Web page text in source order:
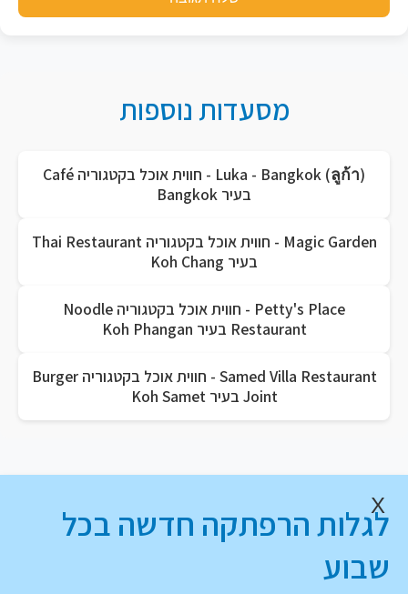
מסעדות נוספות
Luka - Bangkok (ลูก้า) - חווית אוכל בקטגוריה Café
בעיר Bangkok
Magic Garden - חווית אוכל בקטגוריה Thai Restaurant
בעיר Koh Chang
Petty's Place - חווית אוכל בקטגוריה Noodle
Restaurant בעיר Koh Phangan
Samed Villa Restaurant - חווית אוכל בקטגוריה Burger
Joint בעיר Koh Samet
X
לגלות הרפתקה חדשה בכל
שבוע